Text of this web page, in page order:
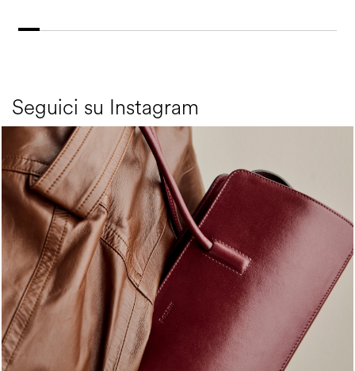
Seguici su Instagram
Classy, sassy, trendy - the new Pollini Lady Bag is ...